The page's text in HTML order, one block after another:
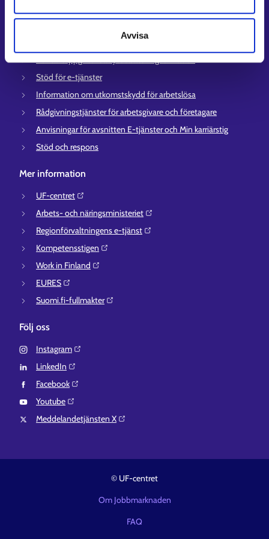
Avvisa
Information och aktuellt på andra språk
Kontaktuppgifter till sysselsättningsområden
Stöd för e-tjänster
Information om utkomstskydd för arbetslösa
Rådgivningstjänster för arbetsgivare och företagare
Anvisningar för avsnitten E-tjänster och Min karriärstig
Stöd och respons
Mer information
UF-centret⁠
Arbets- och näringsministeriet⁠
Regionförvaltningens e-tjänst⁠
Kompetensstigen⁠
Work in Finland⁠
EURES⁠
Suomi.fi-fullmakter⁠
Följ oss
Instagram⁠
LinkedIn⁠
Facebook⁠
Youtube⁠
Meddelandetjänsten X⁠
© UF-centret
Om Jobbmarknaden
FAQ